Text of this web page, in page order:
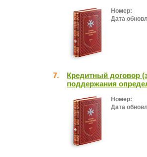
Номер:
Дата
7.
Кредитный договор
поддержания
Номер:
Дата